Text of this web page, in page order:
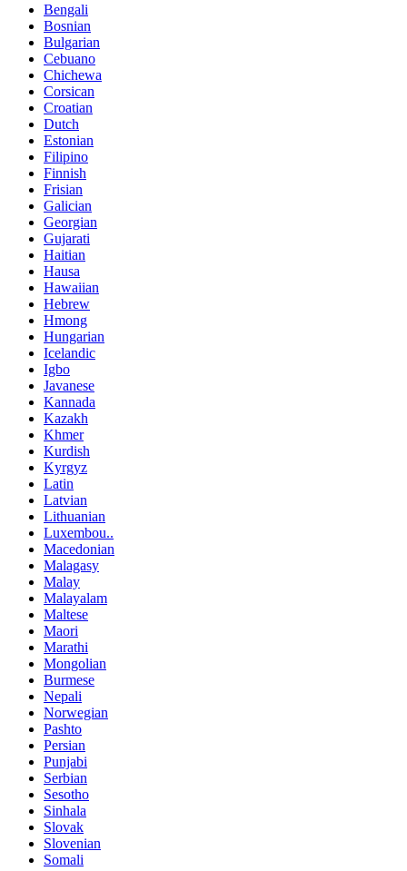
Bengali
Bosnian
Bulgarian
Cebuano
Chichewa
Corsican
Croatian
Dutch
Estonian
Filipino
Finnish
Frisian
Galician
Georgian
Gujarati
Haitian
Hausa
Hawaiian
Hebrew
Hmong
Hungarian
Icelandic
Igbo
Javanese
Kannada
Kazakh
Khmer
Kurdish
Kyrgyz
Latin
Latvian
Lithuanian
Luxembou..
Macedonian
Malagasy
Malay
Malayalam
Maltese
Maori
Marathi
Mongolian
Burmese
Nepali
Norwegian
Pashto
Persian
Punjabi
Serbian
Sesotho
Sinhala
Slovak
Slovenian
Somali